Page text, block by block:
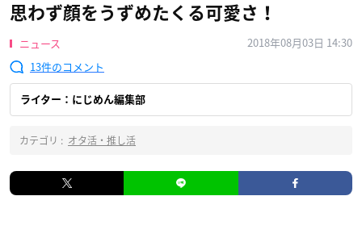
思わず顔をうずめたくる可愛さ！
ニュース
2018年08月03日 14:30
13
ライター：にじめん編集部
カテゴリ : オタ活・推し活